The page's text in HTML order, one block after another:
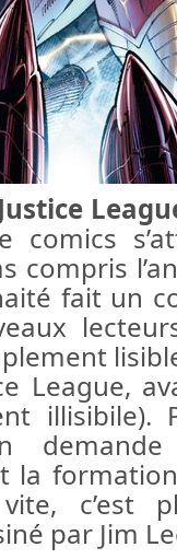
Justice
comics
compris
fait un
League,
illisibile).
la
c’est
par Jim